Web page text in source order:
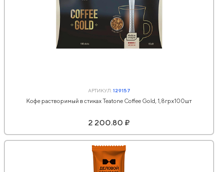
АРТИКУЛ:129157
Кофе растворимый в стиках Teatone Coffee Gold, 1,8грx100шт
2 200.80 ₽